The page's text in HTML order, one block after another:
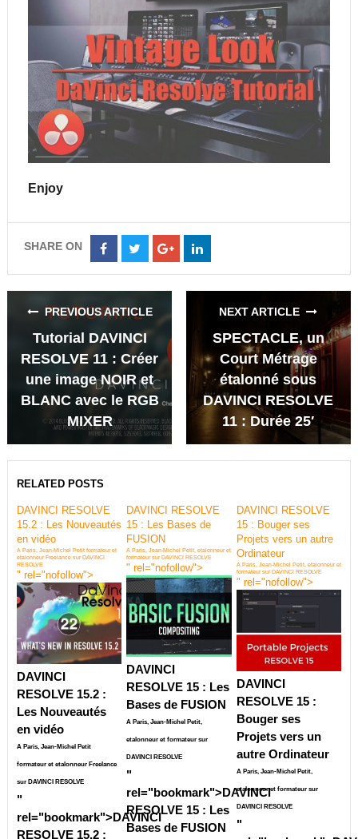
Enjoy
SHARE ON
Share
Facebook
Share
Twitter
Share
Google+
Share
LinkedIn
PREVIOUS ARTICLE
Tutorial DAVINCI
RESOLVE 11 : Créer
une image NOIR et
BLANC avec le RGB
MIXER
NEXT ARTICLE
SPECTACLE, un
Court Métrage
étalonné sous
DAVINCI RESOLVE
11 : Durée 25′
RELATED POSTS
DAVINCI RESOLVE
15.2 : Les Nouveautés
en vidéo
A Paris, Jean-Michel Petit formateur et
etalonneur Freelance sur DAVINCI
RESOLVE
" rel="nofollow">
DAVINCI
RESOLVE 15.2 :
Les Nouveautés
en vidéo
A Paris, Jean-Michel Petit
formateur et etalonneur Freelance
sur DAVINCI RESOLVE
"
rel="bookmark">DAVINCI
RESOLVE 15.2 :
DAVINCI RESOLVE
15 : Les Bases de
FUSION
A Paris, Jean-Michel Petit, etalonneur et
formateur sur DAVINCI RESOLVE
" rel="nofollow">
DAVINCI
RESOLVE 15 : Les
Bases de FUSION
A Paris, Jean-Michel Petit,
etalonneur et formateur sur
DAVINCI RESOLVE
"
rel="bookmark">DAVINCI
RESOLVE 15 : Les
Bases de FUSION
DAVINCI RESOLVE
15 : Bouger ses
Projets vers un autre
Ordinateur
A Paris, Jean-Michel Petit, etalonneur et
formateur sur DAVINCI RESOLVE
" rel="nofollow">
DAVINCI
RESOLVE 15 :
Bouger ses
Projets vers un
autre Ordinateur
A Paris, Jean-Michel Petit,
etalonneur et formateur sur
DAVINCI RESOLVE
"